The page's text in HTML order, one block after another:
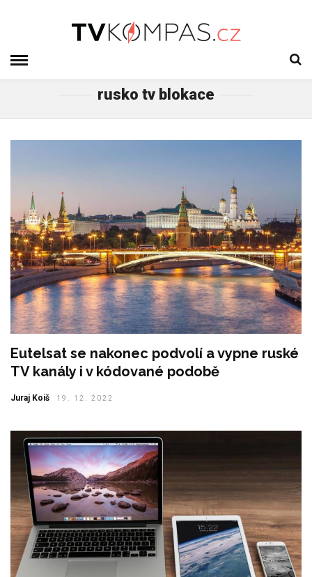
rusko tv blokace
Eutelsat se nakonec podvolí a vypne ruské
TV kanály i v kódované podobě
Juraj Koiš 19. 12. 2022